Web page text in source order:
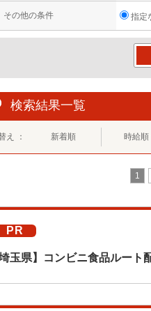
その他の条件 指定
検索結果一覧
え ： 新着順 時給順
1
PR
埼玉県】コンビニ食品ルー